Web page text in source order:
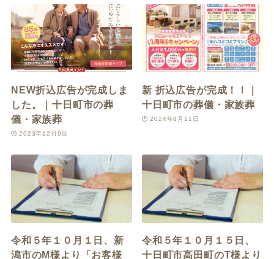
NEW折込広告が完成しま
した。｜十日町市の葬
儀・家族葬
2023年12月9日
新 折込広告が完成！！｜
十日町市の葬儀・家族葬
2024年8月11日
令和５年１０月１日、新
潟市のM様より「お客様
令和５年１０月１５日、
十日町市高田町のT様より